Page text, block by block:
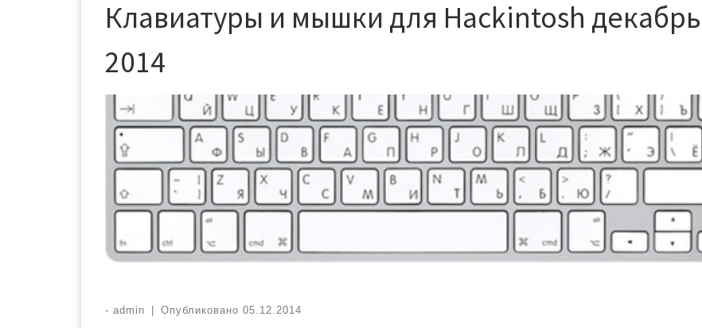
Клавиатуры и мышки для Hackintosh декабрь
2014
- admin Опубликовано 05.12.2014